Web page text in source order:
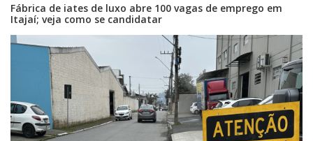
Fábrica de iates de luxo abre 100 vagas de emprego em
Itajaí; veja como se candidatar